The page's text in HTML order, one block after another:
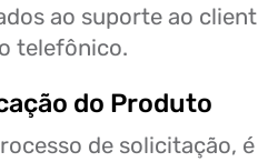
ao suporte ao
telefônico.
do Produto
de solicitação,